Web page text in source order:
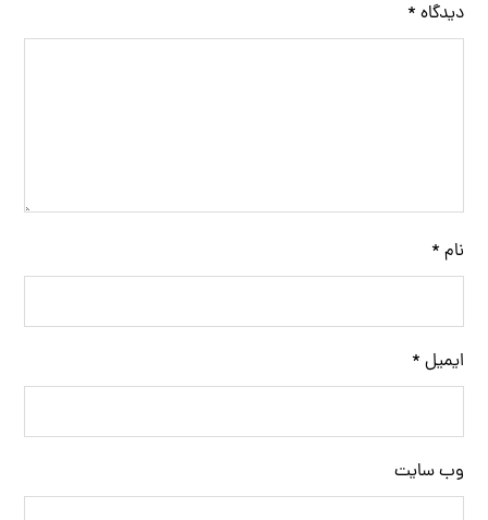
دیدگاه *
نام *
ایمیل *
وب‌ سایت